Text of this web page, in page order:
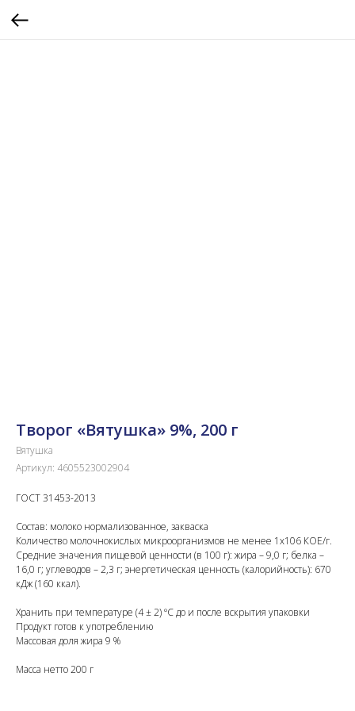
Творог «Вятушка» 9%, 200 г
Вятушка
Артикул: 4605523002904
ГОСТ 31453-2013
Состав: молоко нормализованное, закваска
Количество молочнокислых микроорганизмов не менее 1х106 КОЕ/г.
Средние значения пищевой ценности (в 100 г): жира – 9,0 г; белка –
16,0 г; углеводов – 2,3 г; энергетическая ценность (калорийность): 670
кДж (160 ккал).
Хранить при температуре (4 ± 2) ºС до и после вскрытия упаковки
Продукт готов к употреблению
Массовая доля жира 9 %
Масса нетто 200 г